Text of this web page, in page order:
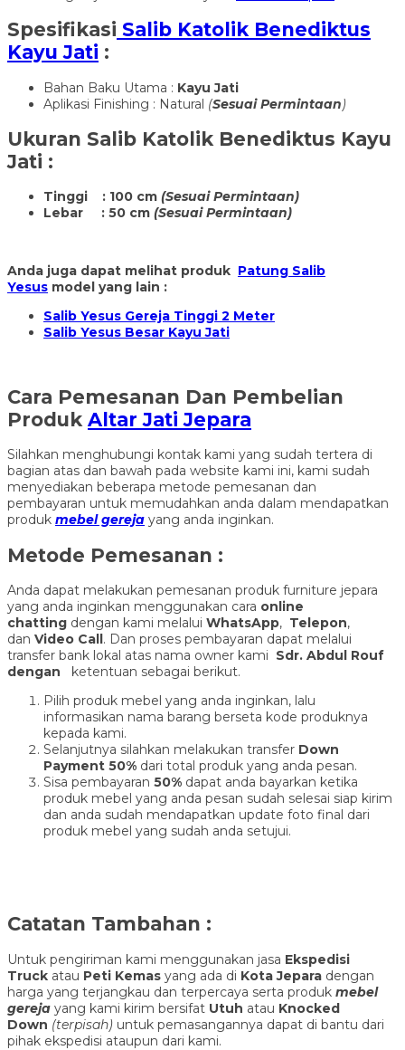
Spesifikasi Salib Katolik Benediktus
Kayu Jati :
Bahan Baku Utama : Kayu Jati
Aplikasi Finishing : Natural (Sesuai Permintaan)
Ukuran Salib Katolik Benediktus Kayu
Jati :
Tinggi : 100 cm (Sesuai Permintaan)
Lebar : 50 cm (Sesuai Permintaan)
Anda juga dapat melihat produk Patung Salib
Yesus model yang lain :
Salib Yesus Gereja Tinggi 2 Meter
Salib Yesus Besar Kayu Jati
Cara Pemesanan Dan Pembelian
Produk Altar Jati Jepara
Silahkan menghubungi kontak kami yang sudah tertera di
bagian atas dan bawah pada website kami ini, kami sudah
menyediakan beberapa metode pemesanan dan
pembayaran untuk memudahkan anda dalam mendapatkan
produk mebel gereja yang anda inginkan.
Metode Pemesanan :
Anda dapat melakukan pemesanan produk furniture jepara
yang anda inginkan menggunakan cara online
chatting dengan kami melalui WhatsApp, Telepon,
dan Video Call. Dan proses pembayaran dapat melalui
transfer bank lokal atas nama owner kami Sdr. Abdul Rouf
dengan ketentuan sebagai berikut.
Pilih produk mebel yang anda inginkan, lalu
informasikan nama barang berseta kode produknya
kepada kami.
Selanjutnya silahkan melakukan transfer Down
Payment 50% dari total produk yang anda pesan.
Sisa pembayaran 50% dapat anda bayarkan ketika
produk mebel yang anda pesan sudah selesai siap kirim
dan anda sudah mendapatkan update foto final dari
produk mebel yang sudah anda setujui.
Catatan Tambahan :
Untuk pengiriman kami menggunakan jasa Ekspedisi
Truck atau Peti Kemas yang ada di Kota Jepara dengan
harga yang terjangkau dan terpercaya serta produk mebel
gereja yang kami kirim bersifat Utuh atau Knocked
Down (terpisah) untuk pemasangannya dapat di bantu dari
pihak ekspedisi ataupun dari kami.